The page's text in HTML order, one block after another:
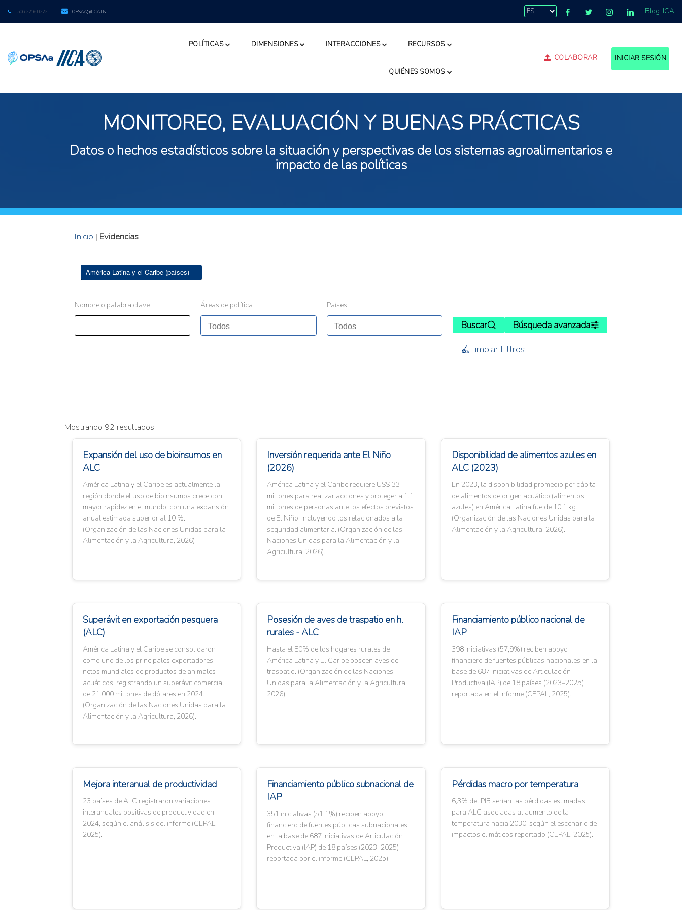
+506 2216 0222 OPSAA@IICA.INT Blog IICA
POLÍTICAS DIMENSIONES INTERACCIONES RECURSOS
QUIÉNES SOMOS
COLABORAR INICIAR SESIÓN
MONITOREO, EVALUACIÓN Y BUENAS PRÁCTICAS
Datos o hechos estadísticos sobre la situación y perspectivas de los sistemas agroalimentarios e
impacto de las políticas
Inicio | Evidencias
América Latina y el Caribe (países)
Nombre o palabra clave Áreas de política Países
Buscar
Búsqueda avanzada
Limpiar Filtros
Mostrando 92 resultados
Expansión del uso de bioinsumos en
ALC
América Latina y el Caribe es actualmente la
región donde el uso de bioinsumos crece con
mayor rapidez en el mundo, con una expansión
anual estimada superior al 10 %.
(Organización de las Naciones Unidas para la
Alimentación y la Agricultura, 2026)
Inversión requerida ante El Niño
(2026)
América Latina y el Caribe requiere US$ 33
millones para realizar acciones y proteger a 1.1
millones de personas ante los efectos previstos
de El Niño, incluyendo los relacionados a la
seguridad alimentaria. (Organización de las
Naciones Unidas para la Alimentación y la
Agricultura, 2026).
Disponibilidad de alimentos azules en
ALC (2023)
En 2023, la disponibilidad promedio per cápita
de alimentos de origen acuático (alimentos
azules) en América Latina fue de 10,1 kg.
(Organización de las Naciones Unidas para la
Alimentación y la Agricultura, 2026).
Superávit en exportación pesquera
(ALC)
América Latina y el Caribe se consolidaron
como uno de los principales exportadores
netos mundiales de productos de animales
acuáticos, registrando un superávit comercial
de 21.000 millones de dólares en 2024.
(Organización de las Naciones Unidas para la
Alimentación y la Agricultura, 2026).
Posesión de aves de traspatio en h.
rurales - ALC
Hasta el 80% de los hogares rurales de
América Latina y El Caribe poseen aves de
traspatio. (Organización de las Naciones
Unidas para la Alimentación y la Agricultura,
2026)
Financiamiento público nacional de
IAP
398 iniciativas (57,9%) reciben apoyo
financiero de fuentes públicas nacionales en la
base de 687 Iniciativas de Articulación
Productiva (IAP) de 18 países (2023–2025)
reportada en el informe (CEPAL, 2025).
Mejora interanual de productividad
23 países de ALC registraron variaciones
interanuales positivas de productividad en
2024, según el análisis del informe (CEPAL,
2025).
Financiamiento público subnacional de
IAP
351 iniciativas (51,1%) reciben apoyo
financiero de fuentes públicas subnacionales
en la base de 687 Iniciativas de Articulación
Productiva (IAP) de 18 países (2023–2025)
reportada por el informe (CEPAL, 2025).
Pérdidas macro por temperatura
6,3% del PIB serían las pérdidas estimadas
para ALC asociadas al aumento de la
temperatura hacia 2030, según el escenario de
impactos climáticos reportado (CEPAL, 2025).